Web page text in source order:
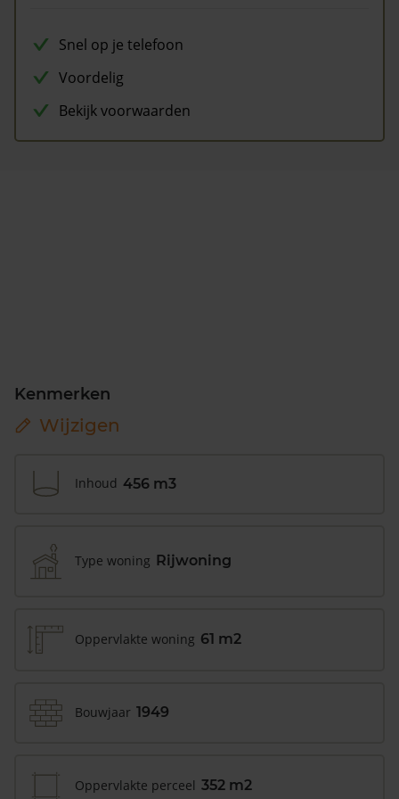
Snel op je telefoon
Voordelig
Bekijk voorwaarden
Kenmerken
Wijzigen
Inhoud 456 m3
Type woning Rijwoning
Oppervlakte woning 61 m2
Bouwjaar 1949
Oppervlakte perceel 352 m2